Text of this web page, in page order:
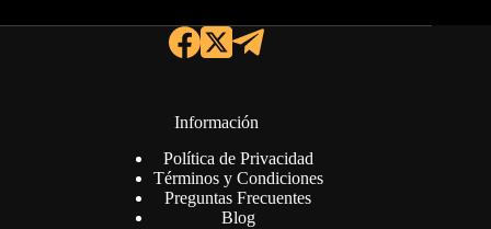
Información
Política de Privacidad
Términos y Condiciones
Preguntas Frecuentes
Blog